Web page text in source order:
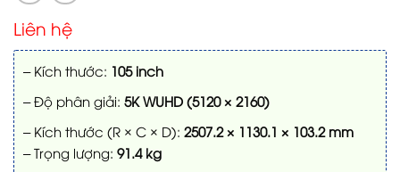
Liên hệ
– Kích thước: 105 inch
– Độ phân giải: 5K WUHD (5120 × 2160)
– Kích thước (R × C × D): 2507.2 × 1130.1 × 103.2 mm
– Trọng lượng: 91.4 kg